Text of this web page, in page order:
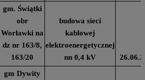
gm. Świątki
obr
Worławki na
dz nr 163/8,
163/20
budowa sieci
kablowej
elektroenergetycznej
nn 0,4 kV
gm Dywity